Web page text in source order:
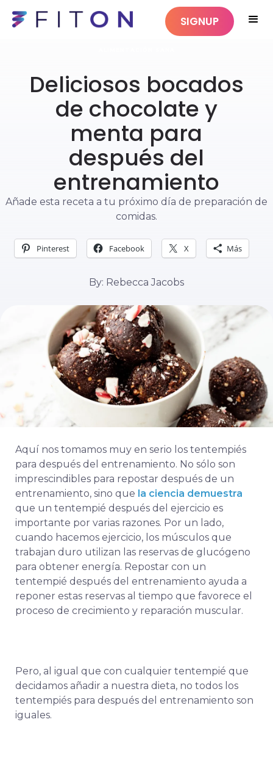
SIGNUP
Deliciosos bocados
de chocolate y
menta para
después del
entrenamiento
Añade esta receta a tu próximo día de preparación de
comidas.
Pinterest Facebook X Más
By: Rebecca Jacobs
Aquí nos tomamos muy en serio los tentempiés
para después del entrenamiento. No sólo son
imprescindibles para repostar después de un
entrenamiento, sino que la ciencia demuestra
que un tentempié después del ejercicio es
importante por varias razones. Por un lado,
cuando hacemos ejercicio, los músculos que
trabajan duro utilizan las reservas de glucógeno
para obtener energía. Repostar con un
tentempié después del entrenamiento ayuda a
reponer estas reservas al tiempo que favorece el
proceso de crecimiento y reparación muscular.
Pero, al igual que con cualquier tentempié que
decidamos añadir a nuestra dieta, no todos los
tentempiés para después del entrenamiento son
iguales.